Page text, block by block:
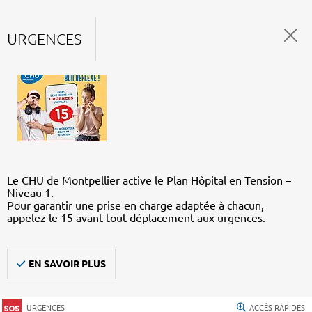
URGENCES
Le CHU de Montpellier active le Plan Hôpital en Tension –
Niveau 1.
Pour garantir une prise en charge adaptée à chacun,
appelez le 15 avant tout déplacement aux urgences.
EN SAVOIR PLUS
URGENCES ACCÈS RAPIDES